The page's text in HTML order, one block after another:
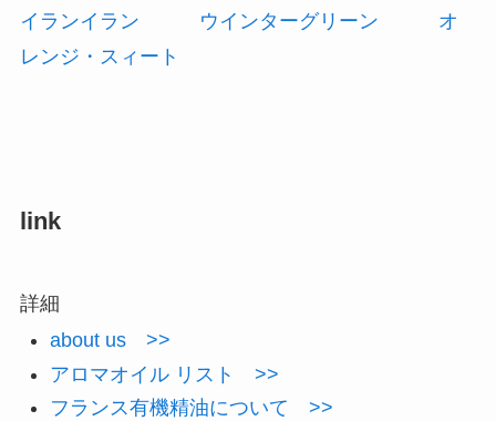
イランイラン
ウインターグリーン
オ
レンジ・スィート
link
詳細
about us >>
アロマオイル リスト >>
フランス有機精油について >>